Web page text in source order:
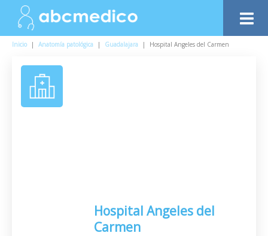
Inicio | Anatomía patológica | Guadalajara | Hospital Angeles del Carmen
Hospital Angeles del
Carmen